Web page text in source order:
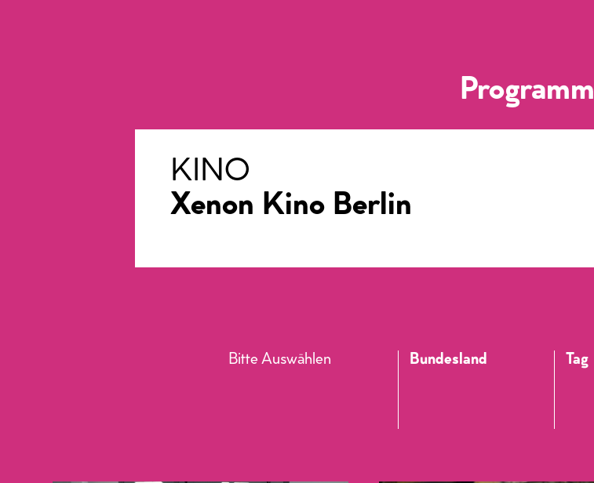
Programm
KINO
Xenon Kino Berlin
Bitte Auswählen Bundesland Tag